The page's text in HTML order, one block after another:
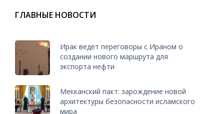
ГЛАВНЫЕ НОВОСТИ
Ирак ведет переговоры с Ираном о
создании нового маршрута для
экспорта нефти
Мекканский пакт: зарождение новой
архитектуры безопасности исламского
мира